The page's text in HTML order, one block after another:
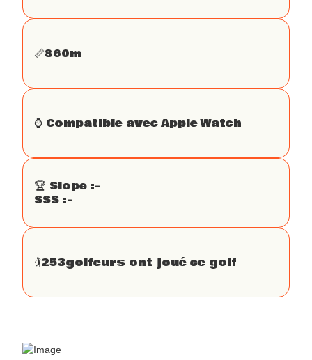
📏860m
⌚️ Compatible avec Apple Watch
🏆 Slope :-
SSS :-
🏌253golfeurs ont joué ce golf